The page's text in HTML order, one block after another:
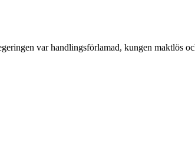
var handlingsförlamad, kungen maktlös